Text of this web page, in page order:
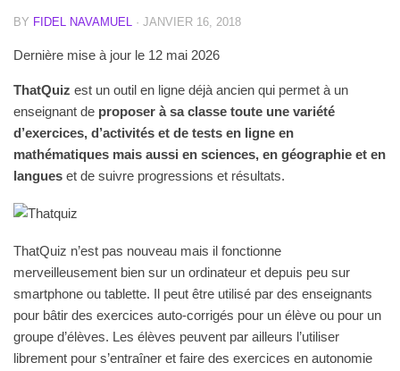
BY FIDEL NAVAMUEL · JANVIER 16, 2018
Dernière mise à jour le 12 mai 2026
ThatQuiz est un outil en ligne déjà ancien qui permet à un
enseignant de proposer à sa classe toute une variété
d’exercices, d’activités et de tests en ligne en
mathématiques mais aussi en sciences, en géographie et en
langues et de suivre progressions et résultats.
ThatQuiz n’est pas nouveau mais il fonctionne
merveilleusement bien sur un ordinateur et depuis peu sur
smartphone ou tablette. Il peut être utilisé par des enseignants
pour bâtir des exercices auto-corrigés pour un élève ou pour un
groupe d’élèves. Les élèves peuvent par ailleurs l’utiliser
librement pour s’entraîner et faire des exercices en autonomie